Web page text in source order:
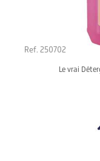
Ref. 250702
Le vrai